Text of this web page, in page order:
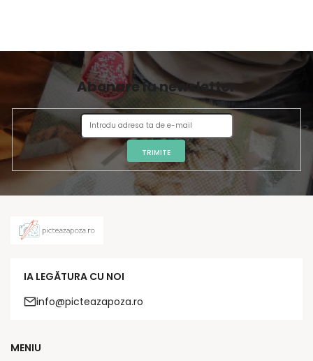
Abonare la newsletter
TRIMITE
IA LEGĂTURA CU NOI
info@picteazapoza.ro
MENIU